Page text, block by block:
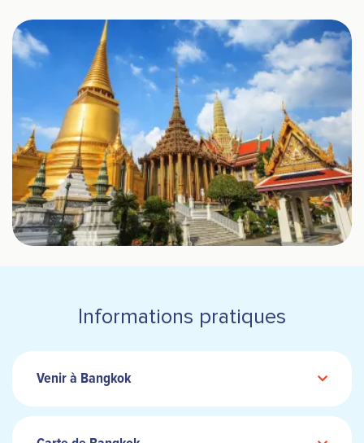
Informations pratiques
Venir à Bangkok